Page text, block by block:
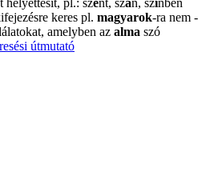
keres pl. magyarok-ra nem -
amelyben az alma szó
útmutató